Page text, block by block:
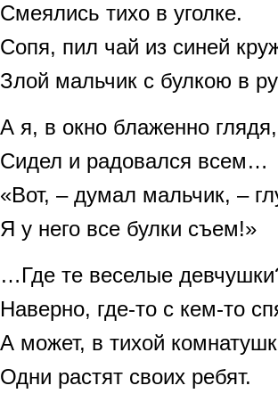
Смеялись тихо в уголке.
Сопя, пил чай из синей
Злой мальчик с булкою в
А я, в окно блаженно глядя,
Сидел и радовался всем…
«Вот, – думал мальчик, –
Я у него все булки съем!»
…Где те веселые
Наверно, где-то с кем-то
А может, в тихой
Одни растят своих ребят.